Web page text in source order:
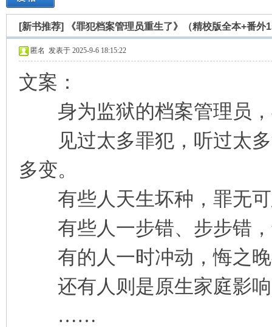
› › ›
[新书推荐] 《罪犯档案管理员重生了》（精校版全本+番外
匿名 发表于 2025-9-6 18:15:22
文案：
身为监狱的档案管理员，
见过太多罪犯，听过太多
多变。
有些人天生坏种，罪无可
有些人一步错、步步错，
有的人一时冲动，悔之晚
还有人则是原生家庭影响
……